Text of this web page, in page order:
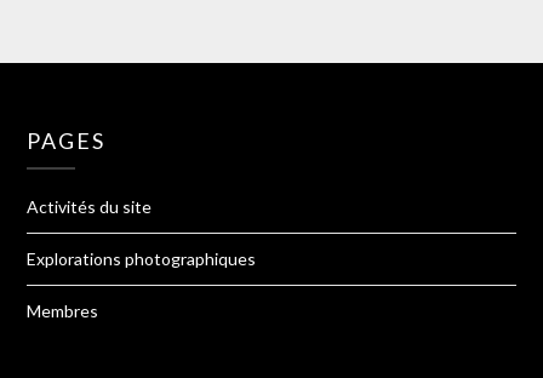
PAGES
Activités du site
Explorations photographiques
Membres